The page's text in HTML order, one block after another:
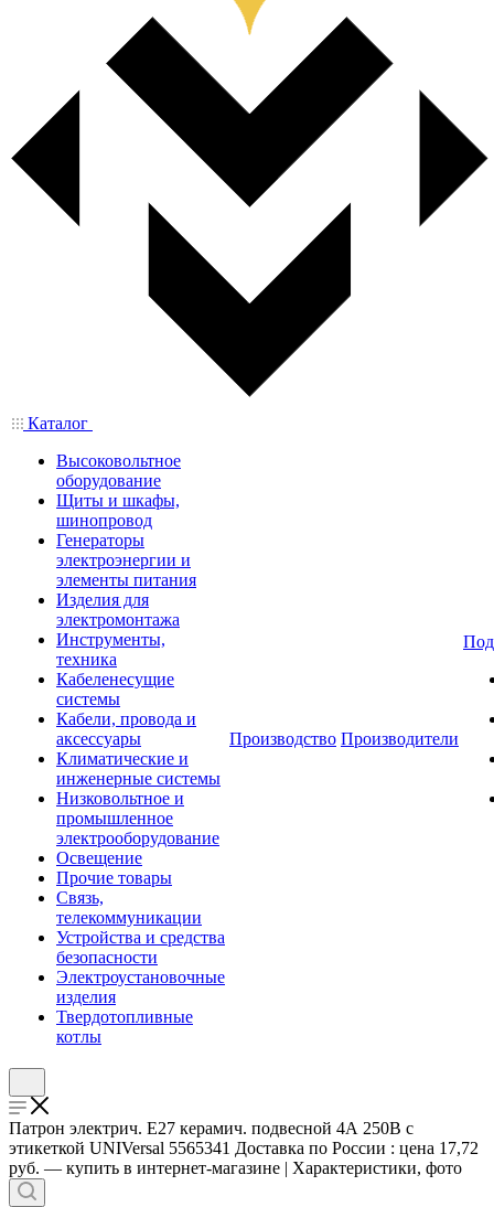
Каталог
Высоковольтное
оборудование
Щиты и шкафы,
шинопровод
Генераторы
электроэнергии и
элементы питания
Изделия для
электромонтажа
Инструменты,
техника
Кабеленесущие
системы
Кабели, провода и
аксессуары
Климатические и
инженерные системы
Низковольтное и
промышленное
электрооборудование
Освещение
Прочие товары
Связь,
телекоммуникации
Устройства и средства
безопасности
Электроустановочные
изделия
Твердотопливные
котлы
Производство Производители
Патрон электрич. E27 керамич. подвесной 4А 250В с
этикеткой UNIVersal 5565341 Доставка по России : цена 17,72
руб. — купить в интернет-магазине | Характеристики, фото